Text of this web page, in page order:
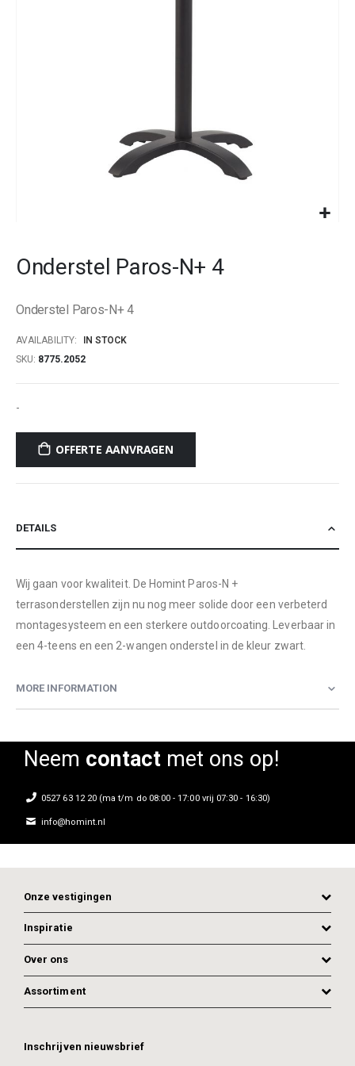
the
the
gallery
Onderstel Paros-N+ 4
Onderstel Paros-N+ 4
AVAILABILITY:
IN STOCK
SKU 8775.2052
-
OFFERTE AANVRAGEN
DETAILS
Wij gaan voor kwaliteit. De Homint Paros-N +
terrasonderstellen zijn nu nog meer solide door een verbeterd
montagesysteem en een sterkere outdoorcoating. Leverbaar in
een 4-teens en een 2-wangen onderstel in de kleur zwart.
MORE INFORMATION
Neem contactmet ons op!
0527 63 12 20 (ma t/m do 08:00 - 17:00 vrij 07:30 - 16:30)
info@homint.nl
Onze vestigingen
Inspiratie
Over ons
Assortiment
Inschrijven nieuwsbrief